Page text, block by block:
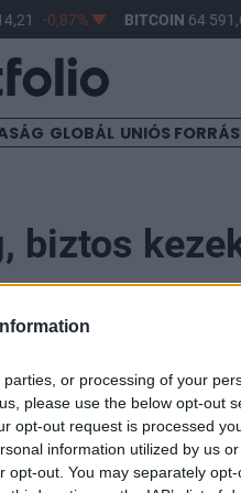
or processing of your
please use the below opt-out
opt-out request is processed
information utilized by us
opt-out. You may separately
-0,87% BITCOIN64
GLOBÁL UNIÓS
biztos
amely
ábra ezeket a